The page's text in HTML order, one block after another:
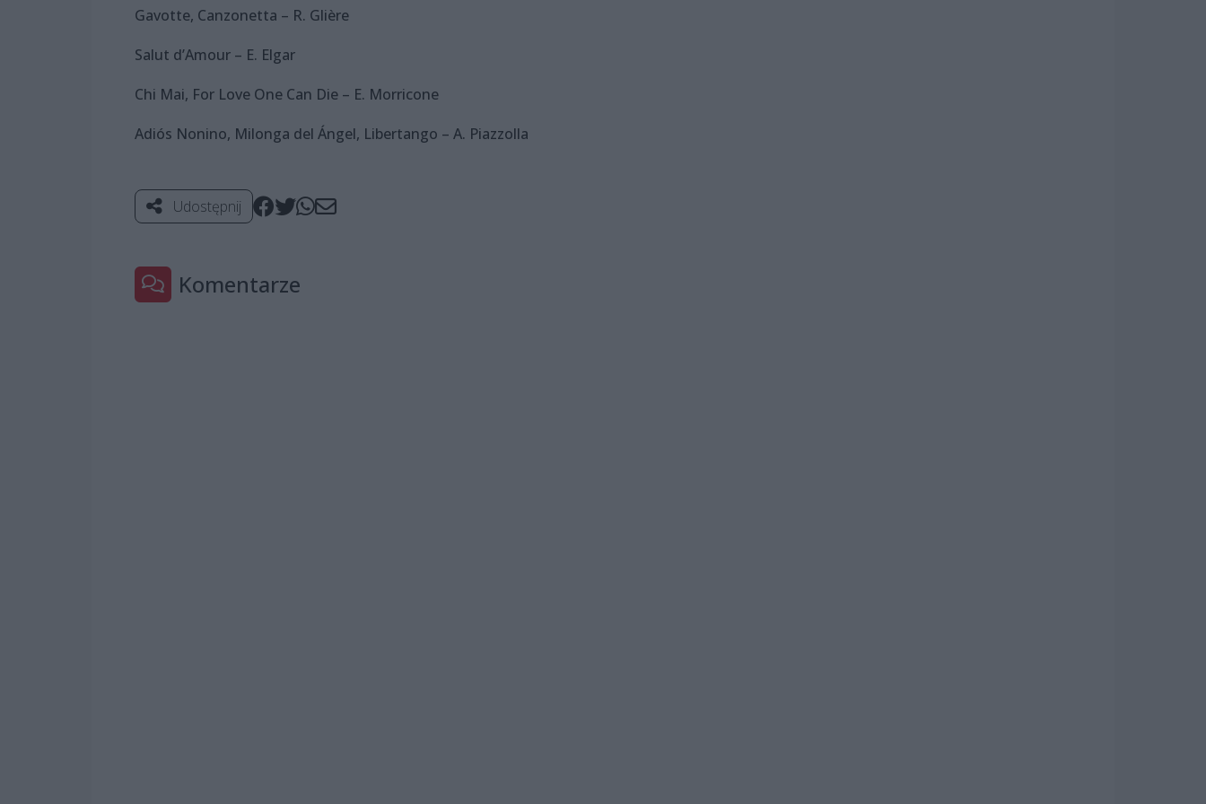
Gavotte, Canzonetta – R. Glière
Salut d’Amour – E. Elgar
Chi Mai, For Love One Can Die – E. Morricone
Adiós Nonino, Milonga del Ángel, Libertango – A. Piazzolla
Udostępnij
Komentarze